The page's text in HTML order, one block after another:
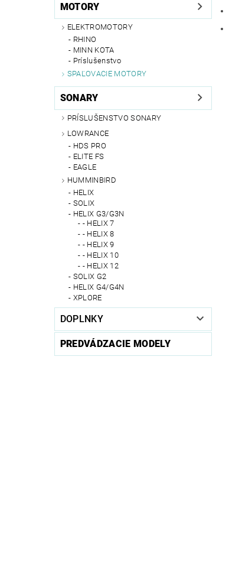
MOTORY
ELEKTROMOTORY
RHINO
MINN KOTA
Príslušenstvo
SPAĽOVACIE MOTORY
SONARY
PRÍSLUŠENSTVO SONARY
LOWRANCE
HDS PRO
ELITE FS
EAGLE
HUMMINBIRD
HELIX
SOLIX
HELIX G3/G3N
- HELIX 7
- HELIX 8
- HELIX 9
- HELIX 10
- HELIX 12
SOLIX G2
HELIX G4/G4N
XPLORE
DOPLNKY
PREDVÁDZACIE MODELY